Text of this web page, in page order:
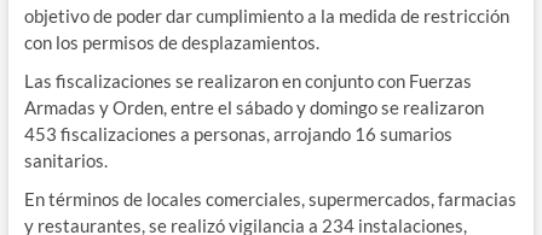
objetivo de poder dar cumplimiento a la medida de restricción
con los permisos de desplazamientos.
Las fiscalizaciones se realizaron en conjunto con Fuerzas
Armadas y Orden, entre el sábado y domingo se realizaron
453 fiscalizaciones a personas, arrojando 16 sumarios
sanitarios.
En términos de locales comerciales, supermercados, farmacias
y restaurantes, se realizó vigilancia a 234 instalaciones,